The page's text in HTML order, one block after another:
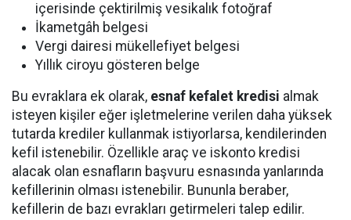
içerisinde çektirilmiş vesikalık fotoğraf
İkametgâh belgesi
Vergi dairesi mükellefiyet belgesi
Yıllık ciroyu gösteren belge
Bu evraklara ek olarak, esnaf kefalet kredisi almak
isteyen kişiler eğer işletmelerine verilen daha yüksek
tutarda krediler kullanmak istiyorlarsa, kendilerinden
kefil istenebilir. Özellikle araç ve iskonto kredisi
alacak olan esnafların başvuru esnasında yanlarında
kefillerinin olması istenebilir. Bununla beraber,
kefillerin de bazı evrakları getirmeleri talep edilir.